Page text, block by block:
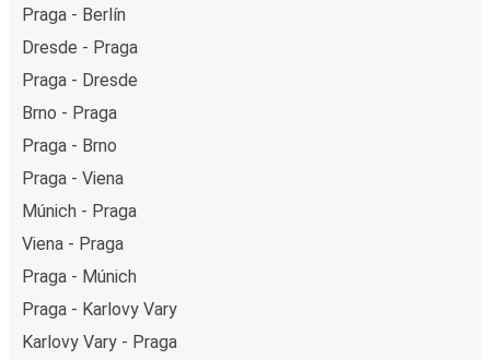
Praga - Berlín
Dresde - Praga
Praga - Dresde
Brno - Praga
Praga - Brno
Praga - Viena
Múnich - Praga
Viena - Praga
Praga - Múnich
Praga - Karlovy Vary
Karlovy Vary - Praga